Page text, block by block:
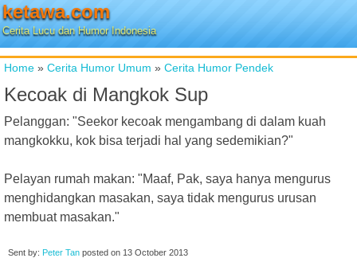
ketawa.com
Cerita Lucu dan Humor Indonesia
Home » Cerita Humor Umum » Cerita Humor Pendek
Kecoak di Mangkok Sup
Pelanggan: "Seekor kecoak mengambang di dalam kuah
mangkokku, kok bisa terjadi hal yang sedemikian?"
Pelayan rumah makan: "Maaf, Pak, saya hanya mengurus
menghidangkan masakan, saya tidak mengurus urusan
membuat masakan."
Sent by: Peter Tan posted on 13 October 2013